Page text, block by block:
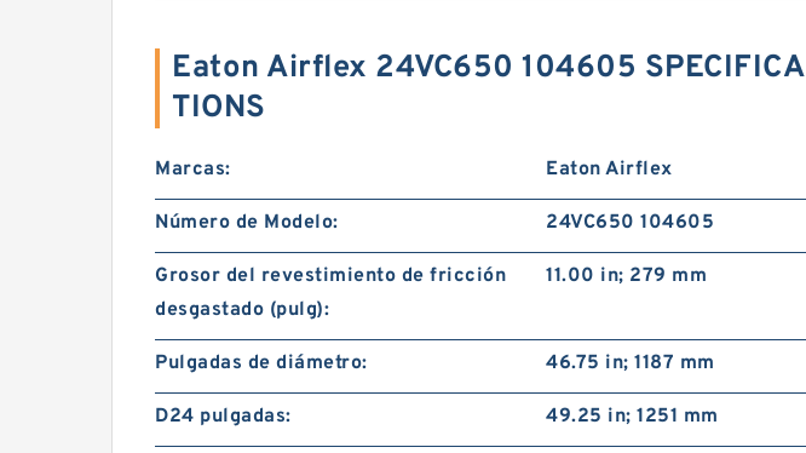
Eaton Airflex 24VC650 104605 SPECIFICA
TIONS
Marcas: Eaton Airflex
Número de Modelo: 24VC650 104605
Grosor del revestimiento de fricción
desgastado (pulg):
11.00 in; 279 mm
Pulgadas de diámetro: 46.75 in; 1187 mm
D24 pulgadas: 49.25 in; 1251 mm